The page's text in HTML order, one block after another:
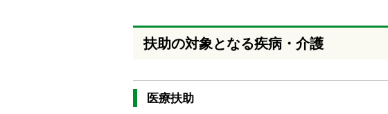
し
へ
扶助の対象となる疾病・介護
医療扶助